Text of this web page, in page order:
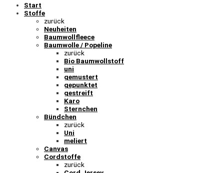
Start
Stoffe
zurück
Neuheiten
Baumwollfleece
Baumwolle / Popeline
zurück
Bio Baumwollstoff
uni
gemustert
gepunktet
gestreift
Karo
Sternchen
Bündchen
zurück
Uni
meliert
Canvas
Cordstoffe
zurück